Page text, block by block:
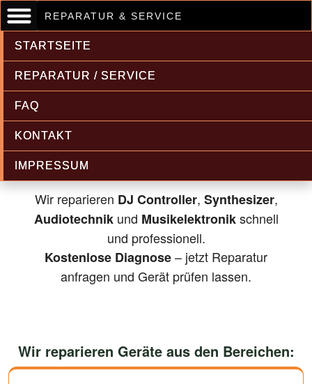
REPARATUR & SERVICE
STARTSEITE
REPARATUR / SERVICE
FAQ
KONTAKT
IMPRESSUM
Musikelektronik & Audiotechnik
Reparatur
Wir reparieren DJ Controller, Synthesizer,
Audiotechnikund Musikelektronikschnell
und professionell.
Kostenlose Diagnose– jetzt Reparatur
anfragen und Gerät prüfen lassen.
Wir reparieren Geräte aus den Bereichen: